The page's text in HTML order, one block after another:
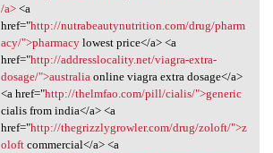
/a><a
href="http://nutrabeautynutrition.com/drug/pharm
acy/">pharmacylowest price</a> <a
href="http://addresslocality.net/viagra-extra-
dosage/">australia online viagra extra dosage</a>
<a href="http://thelmfao.com/pill/cialis/">generic
cialis from india</a> <a
href="http://thegrizzlygrowler.com/drug/zoloft/">z
oloftcommercial</a> <a